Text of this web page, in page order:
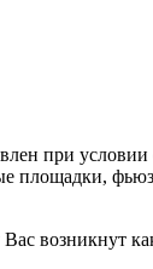
при
возникнут